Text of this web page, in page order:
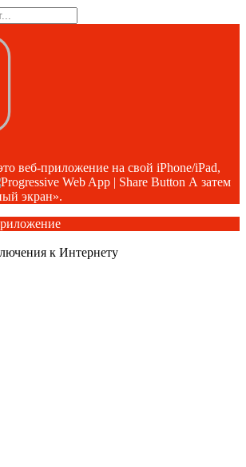
веб-приложение на свой iPhone/iPad,
А затем
экран».
к Интернету